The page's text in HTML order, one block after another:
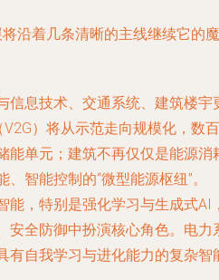
沿着几条清晰的主线继续它的魔
信息技术、交通系统、建筑楼宇
V2G）将从示范走向规模化，数百
能单元；建筑不再仅仅是能源消
智能控制的“微型能源枢纽”。
能，特别是强化学习与生成式AI
安全防御中扮演核心角色。电力
有自我学习与进化能力的复杂智